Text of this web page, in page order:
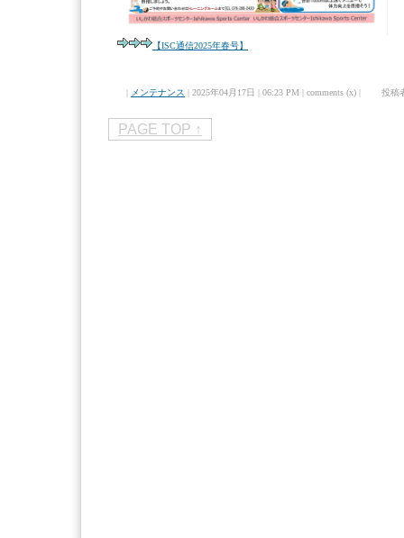
【ISC通信2025年春号】
| メンテナンス | 2025年04月17日 | 06:23 PM | comments (x) | 投稿
PAGE TOP ↑